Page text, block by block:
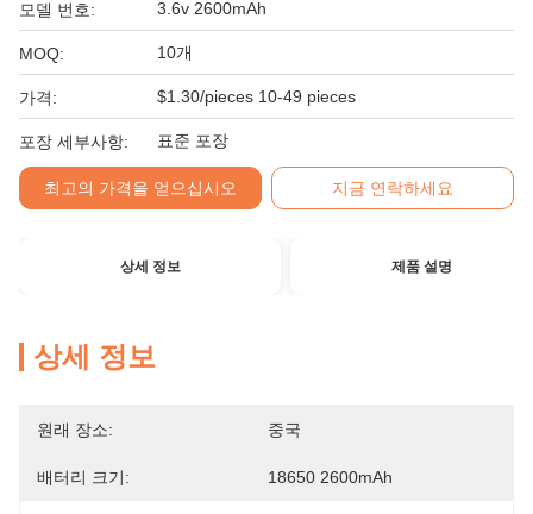
모델 번호: 3.6v 2600mAh
MOQ: 10개
가격: $1.30/pieces 10-49 pieces
포장 세부사항: 표준 포장
최고의 가격을 얻으십시오 지금 연락하세요
상세 정보 제품 설명
상세 정보
원래 장소: 중국
배터리 크기: 18650 2600mAh